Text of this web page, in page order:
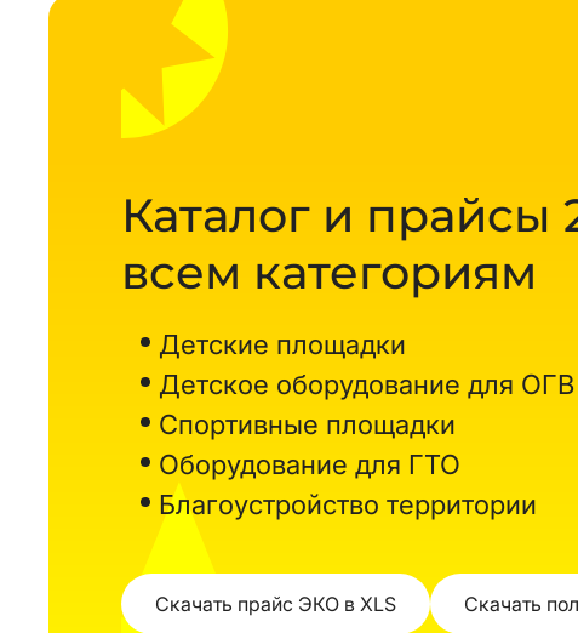
Каталог и прайсы
всем категориям
Детские площадки
Детское оборудование для ОГВ
Спортивные площадки
Оборудование для ГТО
Благоустройство территории
Скачать прайс ЭКО в XLS Скачать